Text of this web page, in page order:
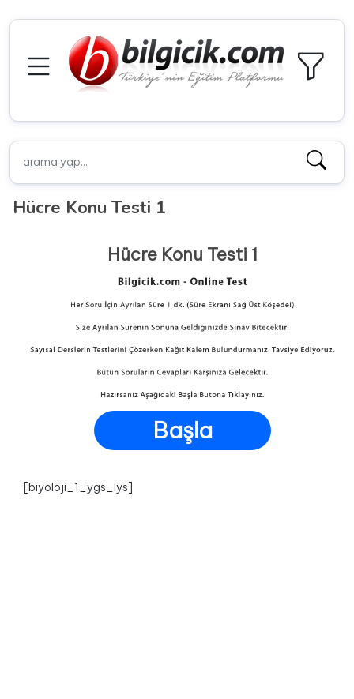
Hücre Konu Testi 1
Hücre Konu Testi 1
Başla
[biyoloji_1_ygs_lys]